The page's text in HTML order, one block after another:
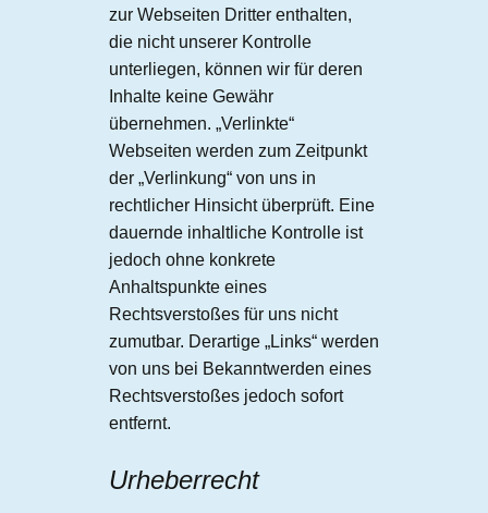
zur Webseiten Dritter enthalten,
die nicht unserer Kontrolle
unterliegen, können wir für deren
Inhalte keine Gewähr
übernehmen. „Verlinkte“
Webseiten werden zum Zeitpunkt
der „Verlinkung“ von uns in
rechtlicher Hinsicht überprüft. Eine
dauernde inhaltliche Kontrolle ist
jedoch ohne konkrete
Anhaltspunkte eines
Rechtsverstoßes für uns nicht
zumutbar. Derartige „Links“ werden
von uns bei Bekanntwerden eines
Rechtsverstoßes jedoch sofort
entfernt.
Urheberrecht